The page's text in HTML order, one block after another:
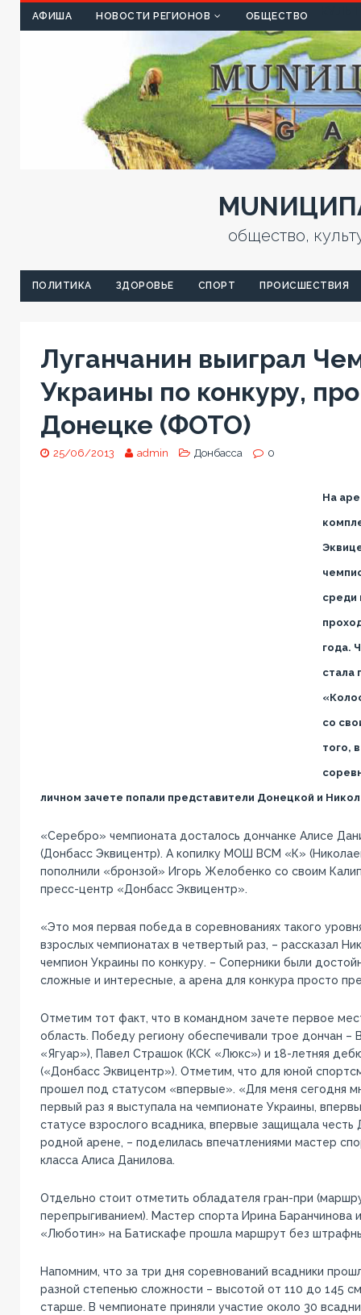
АФИША НОВОСТИ РЕГИОНОВ ОБЩЕСТВО
общество,
ПОЛИТИКА ЗДОРОВЬЕ СПОРТ ПРОИСШЕСТВИЯ
Луганчанин выиграл
Украины по конкуру,
Донецке (ФОТО)
25/06/2013 admin Донбасса 0
На
среди
года.
стала
со
того,
личном зачете попали представители Донецкой и
«Серебро» чемпионата досталось дончанке Алисе
(Донбасс Эквицентр). А копилку МОШ ВСМ «К»
пополнили «бронзой» Игорь Желобенко со своим
пресс-центр «Донбасс Эквицентр».
«Это моя первая победа в соревнованиях такого
взрослых чемпионатах в четвертый раз, – рассказал
чемпион Украины по конкуру. – Соперники были
сложные и интересные, а арена для конкура просто
Отметим тот факт, что в командном зачете первое
область. Победу региону обеспечивали трое дончан –
«Ягуар»), Павел Страшок (КСК «Люкс») и 18-летняя
(«Донбасс Эквицентр»). Отметим, что для юной
прошел под статусом «впервые». «Для меня сегодня
первый раз я выступала на чемпионате Украины,
статусе взрослого всадника, впервые защищала честь
родной арене, – поделилась впечатлениями мастер
класса Алиса Данилова.
Отдельно стоит отметить обладателя гран-при
перепрыгиванием). Мастер спорта Ирина Баранчинова
«Люботин» на Батискафе прошла маршрут без
Напомним, что за три дня соревнований всадники
разной степенью сложности – высотой от 110 до 145
старше. В чемпионате приняли участие около 30